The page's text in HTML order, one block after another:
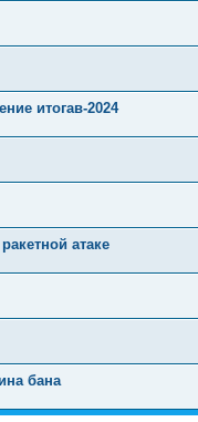
итогав-2024
атаке
бана